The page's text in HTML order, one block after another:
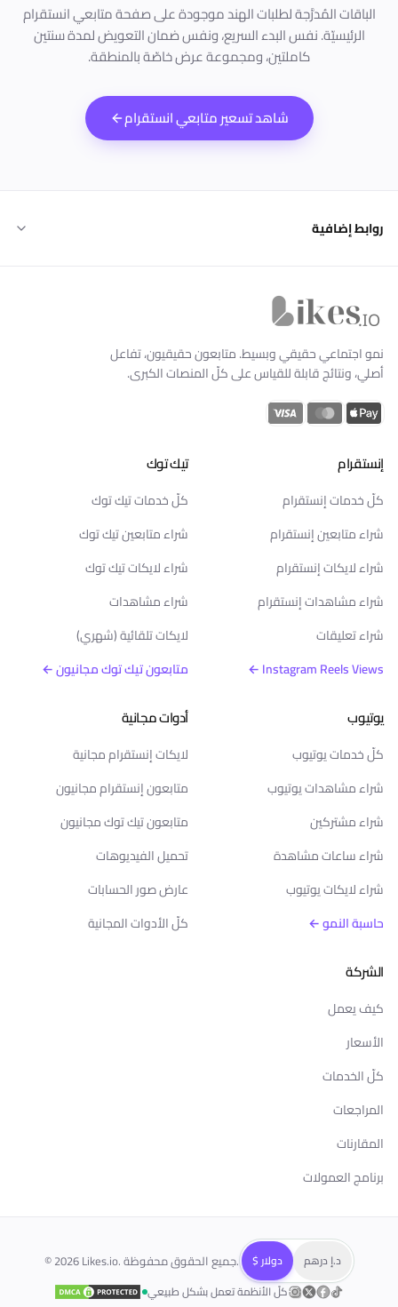
الباقات المُدرَّجة لطلبات الهند موجودة على صفحة متابعي انستقرام
الرئيسيّة. نفس البدء السريع، ونفس ضمان التعويض لمدة سنتين
كاملتين، ومجموعة عرض خاصّة بالمنطقة.
شاهد تسعير متابعي انستقرام
روابط إضافية
نمو اجتماعي حقيقي وبسيط. متابعون حقيقيون، تفاعل
أصلي، ونتائج قابلة للقياس على كلّ المنصات الكبرى.
إنستقرام
كلّ خدمات إنستقرام
شراء متابعين إنستقرام
شراء لايكات إنستقرام
شراء مشاهدات إنستقرام
شراء تعليقات
Instagram Reels Views ←
تيك توك
كلّ خدمات تيك توك
شراء متابعين تيك توك
شراء لايكات تيك توك
شراء مشاهدات
لايكات تلقائية (شهري)
متابعون تيك توك مجانيون ←
يوتيوب
كلّ خدمات يوتيوب
شراء مشاهدات يوتيوب
شراء مشتركين
شراء ساعات مشاهدة
شراء لايكات يوتيوب
حاسبة النمو ←
أدوات مجانية
لايكات إنستقرام مجانية
متابعون إنستقرام مجانيون
متابعون تيك توك مجانيون
تحميل الفيديوهات
عارض صور الحسابات
كلّ الأدوات المجانية
الشركة
كيف يعمل
الأسعار
كلّ الخدمات
المراجعات
المقارنات
برنامج العمولات
©2026 Likes.io. جميع الحقوق محفوظة. $ دولار
د.إ درهم
كلّ الأنظمة تعمل بشكل طبيعي